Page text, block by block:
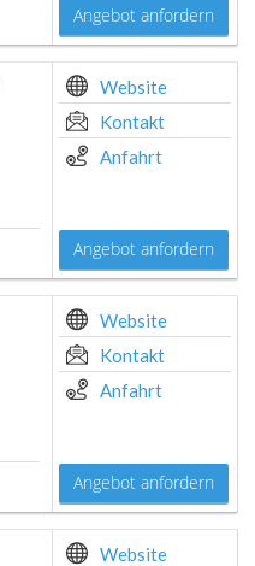
Angebot anfordern
Website
Kontakt
Anfahrt
Angebot anfordern
Website
Kontakt
Anfahrt
Angebot anfordern
Website